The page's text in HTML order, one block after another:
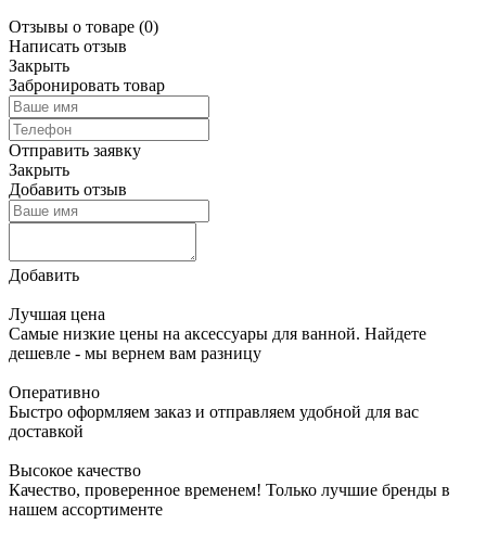
Отзывы о товаре (0)
Написать отзыв
Закрыть
Забронировать товар
Отправить заявку
Закрыть
Добавить отзыв
Добавить
Лучшая цена
Самые низкие цены на аксессуары для ванной. Найдете
дешевле - мы вернем вам разницу
Оперативно
Быстро оформляем заказ и отправляем удобной для вас
доставкой
Высокое качество
Качество, проверенное временем! Только лучшие бренды в
нашем ассортименте